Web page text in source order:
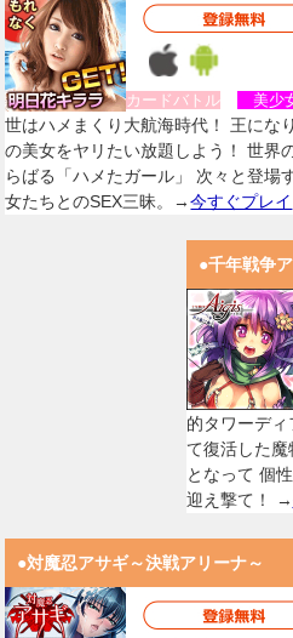
カードバトル 美少
世はハメまくり大航海時代！ 王にな
の美女をヤリたい放題しよう！ 世界
らばる「ハメたガール」 次々と登場
女たちとのSEX三昧。→今すぐプレイ
●千年戦争
的タワーデ
て復活した
となって 個
迎え撃て！ →
●対魔忍アサギ～決戦アリーナ～